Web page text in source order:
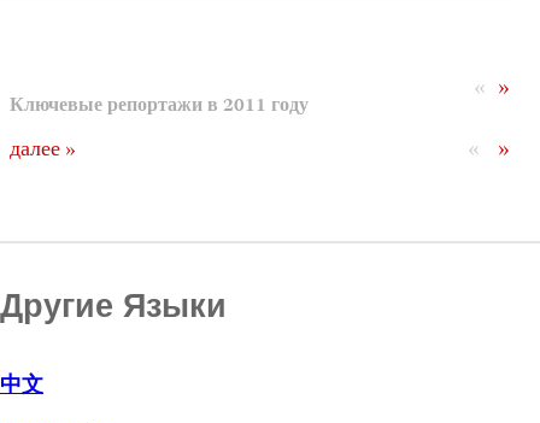
»
«
Ключевые репортажи в 2011 году
»
«
далее »
Другие Языки
中文